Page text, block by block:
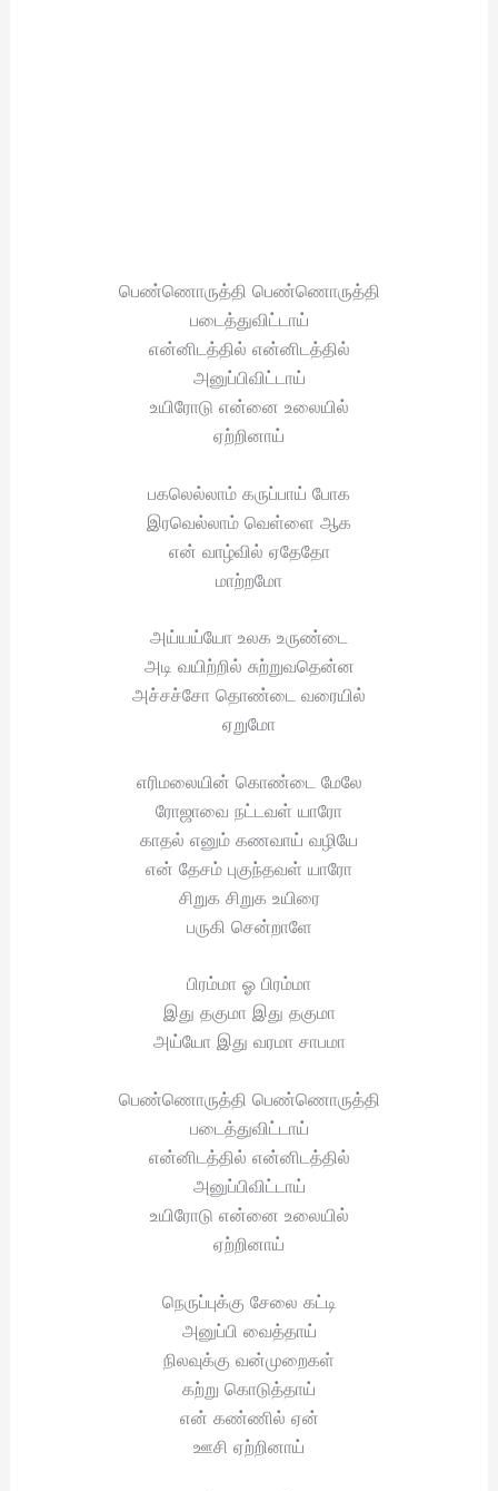
பெண்ணொருத்தி பெண்ணொருத்தி
படைத்துவிட்டாய்
என்னிடத்தில் என்னிடத்தில்
அனுப்பிவிட்டாய்
உயிரோடு என்னை உலையில்
ஏற்றினாய்
பகலெல்லாம் கருப்பாய் போக
இரவெல்லாம் வெள்ளை ஆக
என் வாழ்வில் ஏதேதோ
மாற்றமோ
அய்யய்யோ உலக உருண்டை
அடி வயிற்றில் சுற்றுவதென்ன
அச்சச்சோ தொண்டை வரையில்
ஏறுமோ
எரிமலையின் கொண்டை மேலே
ரோஜாவை நட்டவள் யாரோ
காதல் எனும் கணவாய் வழியே
என் தேசம் புகுந்தவள் யாரோ
சிறுக சிறுக உயிரை
பருகி சென்றாளே
பிரம்மா ஓ பிரம்மா
இது தகுமா இது தகுமா
அய்யோ இது வரமா சாபமா
பெண்ணொருத்தி பெண்ணொருத்தி
படைத்துவிட்டாய்
என்னிடத்தில் என்னிடத்தில்
அனுப்பிவிட்டாய்
உயிரோடு என்னை உலையில்
ஏற்றினாய்
நெருப்புக்கு சேலை கட்டி
அனுப்பி வைத்தாய்
நிலவுக்கு வன்முறைகள்
கற்று கொடுத்தாய்
என் கண்ணில் ஏன்
ஊசி ஏற்றினாய்